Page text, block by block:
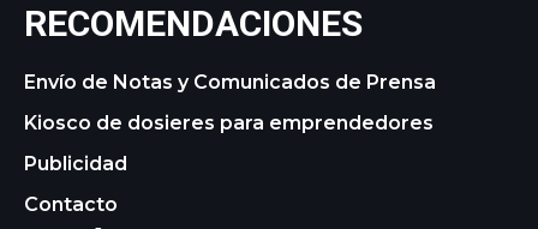
RECOMENDACIONES
Envío de Notas y Comunicados de Prensa
Kiosco de dosieres para emprendedores
Publicidad
Contacto